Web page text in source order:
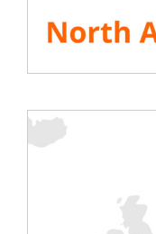
EkkoSense è un
l’ottimizzazione
realtà virtuale.
EkkoSoft Critical,
raffreddamento
Sito web: https://